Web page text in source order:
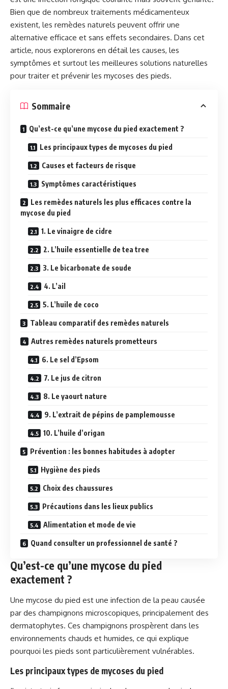
Bien que de nombreux traitements médicamenteux
existent, les remèdes naturels peuvent offrir une
alternative efficace et sans effets secondaires. Dans cet
article, nous explorerons en détail les causes, les
symptômes et surtout les meilleures solutions naturelles
pour traiter et prévenir les mycoses des pieds.
Sommaire
Qu’est-ce qu’une mycose du pied exactement ?
Les principaux types de mycoses du pied
Causes et facteurs de risque
Symptômes caractéristiques
Les remèdes naturels les plus efficaces contre la
mycose du pied
1. Le vinaigre de cidre
2. L’huile essentielle de tea tree
3. Le bicarbonate de soude
4. L’ail
5. L’huile de coco
Tableau comparatif des remèdes naturels
Autres remèdes naturels prometteurs
6. Le sel d’Epsom
7. Le jus de citron
8. Le yaourt nature
9. L’extrait de pépins de pamplemousse
10. L’huile d’origan
Prévention : les bonnes habitudes à adopter
Hygiène des pieds
Choix des chaussures
Précautions dans les lieux publics
Alimentation et mode de vie
Quand consulter un professionnel de santé ?
Qu’est-ce qu’une mycose du pied
exactement ?
Une mycose du pied est une infection de la peau causée
par des champignons microscopiques, principalement des
dermatophytes. Ces champignons prospèrent dans les
environnements chauds et humides, ce qui explique
pourquoi les pieds sont particulièrement vulnérables.
Les principaux types de mycoses du pied